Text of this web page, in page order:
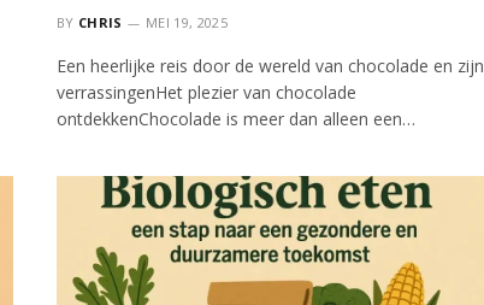
BY CHRIS MEI 19, 2025
Een heerlijke reis door de wereld van chocolade en zijn
verrassingenHet plezier van chocolade
ontdekkenChocolade is meer dan alleen een…